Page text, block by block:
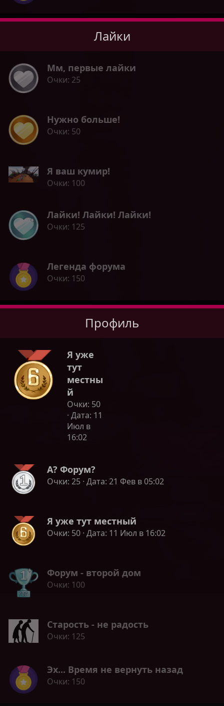
Лайки
Мм, первые лайки
Очки 25
Нужно больше!
Очки 50
Я ваш кумир!
Очки 100
Лайки! Лайки! Лайки!
Очки 125
Легенда форума
Очки 150
Профиль
Я уже
тут
местны
й
Очки 50
Дата 11
Июл в
16:02
А? Форум?
Очки 25 Дата 21 Фев в 05:02
Я уже тут местный
Очки 50 Дата 11 Июл в 16:02
Форум - второй дом
Очки 100
Старость - не радость
Очки 125
Эх... Время не вернуть назад
Очки 150